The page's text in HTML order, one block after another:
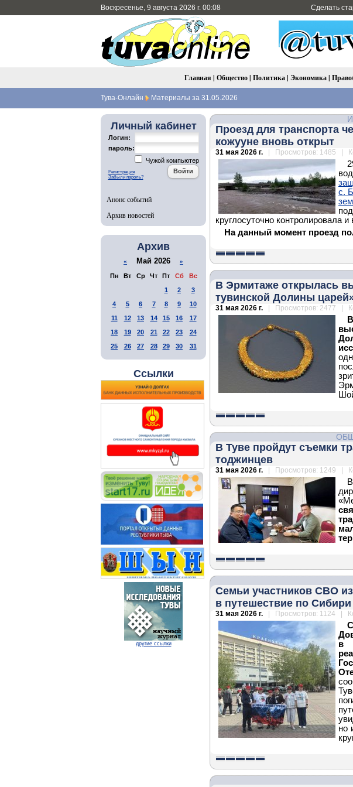
Воскресенье, 9 августа 2026 г. 00:08 Сделать
Главная | Общество| Политика| Экономика|
Тува-Онлайн Материалы за 31.05.2026
Личный кабинет
Логин:
пароль:
Чужой компьютер
Регистрация
Забыли пароль?
Анонс событий
Архив новостей
Архив
« Май 2026 »
Пн Вт Ср Чт Пт Сб
Вс
1
2
3
4
5 6 7 8 9
10
11
12 13 14 15 16
17
18
19 20 21 22 23
24
25
26 27 28 29 30 31
Ссылки
другие ссылки
Проезд для транспорта
кожууне вновь открыт
31 мая 2026 г. | Просмотров: 1485 |
с.
круглосуточно контролировала
На данный момент проезд
В Эрмитаже открылась
тувинской Долины
31 мая 2026 г. | Просмотров: 2477 |
В Туве пройдут съемки
тоджинцев
31 мая 2026 г. | Просмотров: 1249 |
Семьи участников СВО
в путешествие по Сибири
31 мая 2026 г. | Просмотров: 1124 |
в
но